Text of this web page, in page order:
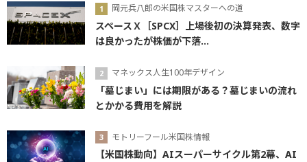
岡元兵八郎の米国株マスターへの道
スペースＸ［SPCX］上場後初の決算発表、数字
は良かったが株価が下落...
マネックス人生100年デザイン
「墓じまい」には期限がある？墓じまいの流れ
とかかる費用を解説
モトリーフール米国株情報
【米国株動向】AIスーパーサイクル第2幕、AI